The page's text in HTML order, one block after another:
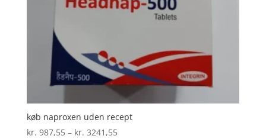
køb naproxen uden recept
kr. 987,55 – kr. 3241,55Prisinterval: